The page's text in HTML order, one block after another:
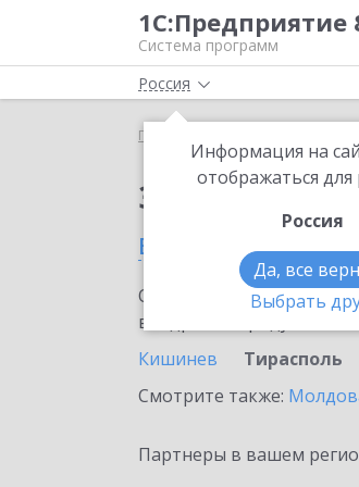
1С:Предприятие
Система программ
Россия
Информация на
отображаться для
Россия
Да, все
Выбрать
Главная
Заказать
в Тирасполе
Ознакомьтесь с
внедрение продукта.
Кишинев
Тирасполь
Смотрите также:
Партнеры в вашем